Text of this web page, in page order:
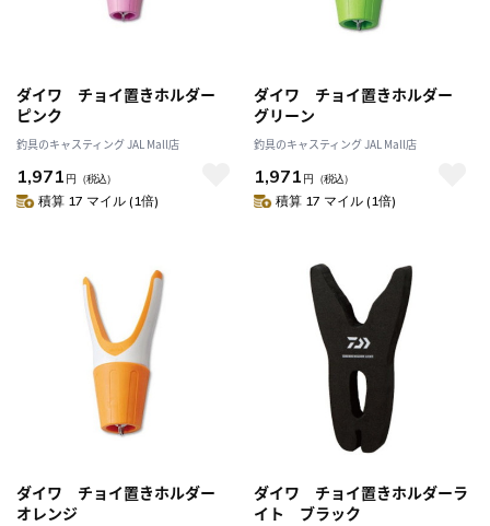
ダイワ チョイ置きホルダー
ピンク
釣具のキャスティング JAL Mall店
1,971 円 （税込）
積算 17 マイル (1倍)
ダイワ チョイ置きホルダー
グリーン
釣具のキャスティング JAL Mall店
1,971 円 （税込）
積算 17 マイル (1倍)
ダイワ チョイ置きホルダー
オレンジ
ダイワ チョイ置きホルダーラ
イト ブラック